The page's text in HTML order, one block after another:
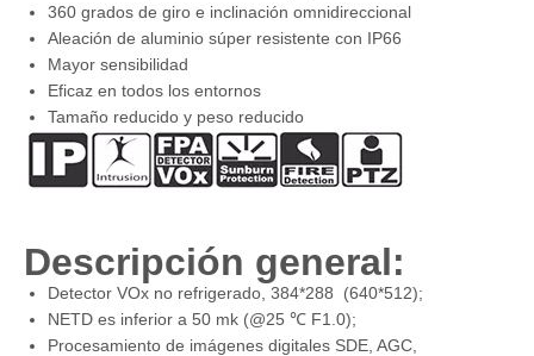
360 grados de giro e inclinación omnidireccional
Aleación de aluminio súper resistente con IP66
Mayor sensibilidad
Eficaz en todos los entornos
Tamaño reducido y peso reducido
Descripción general:
Detector VOx no refrigerado, 384*288 (640*512);
NETD es inferior a 50 mk (@25 ℃ F1.0);
Procesamiento de imágenes digitales SDE, AGC,